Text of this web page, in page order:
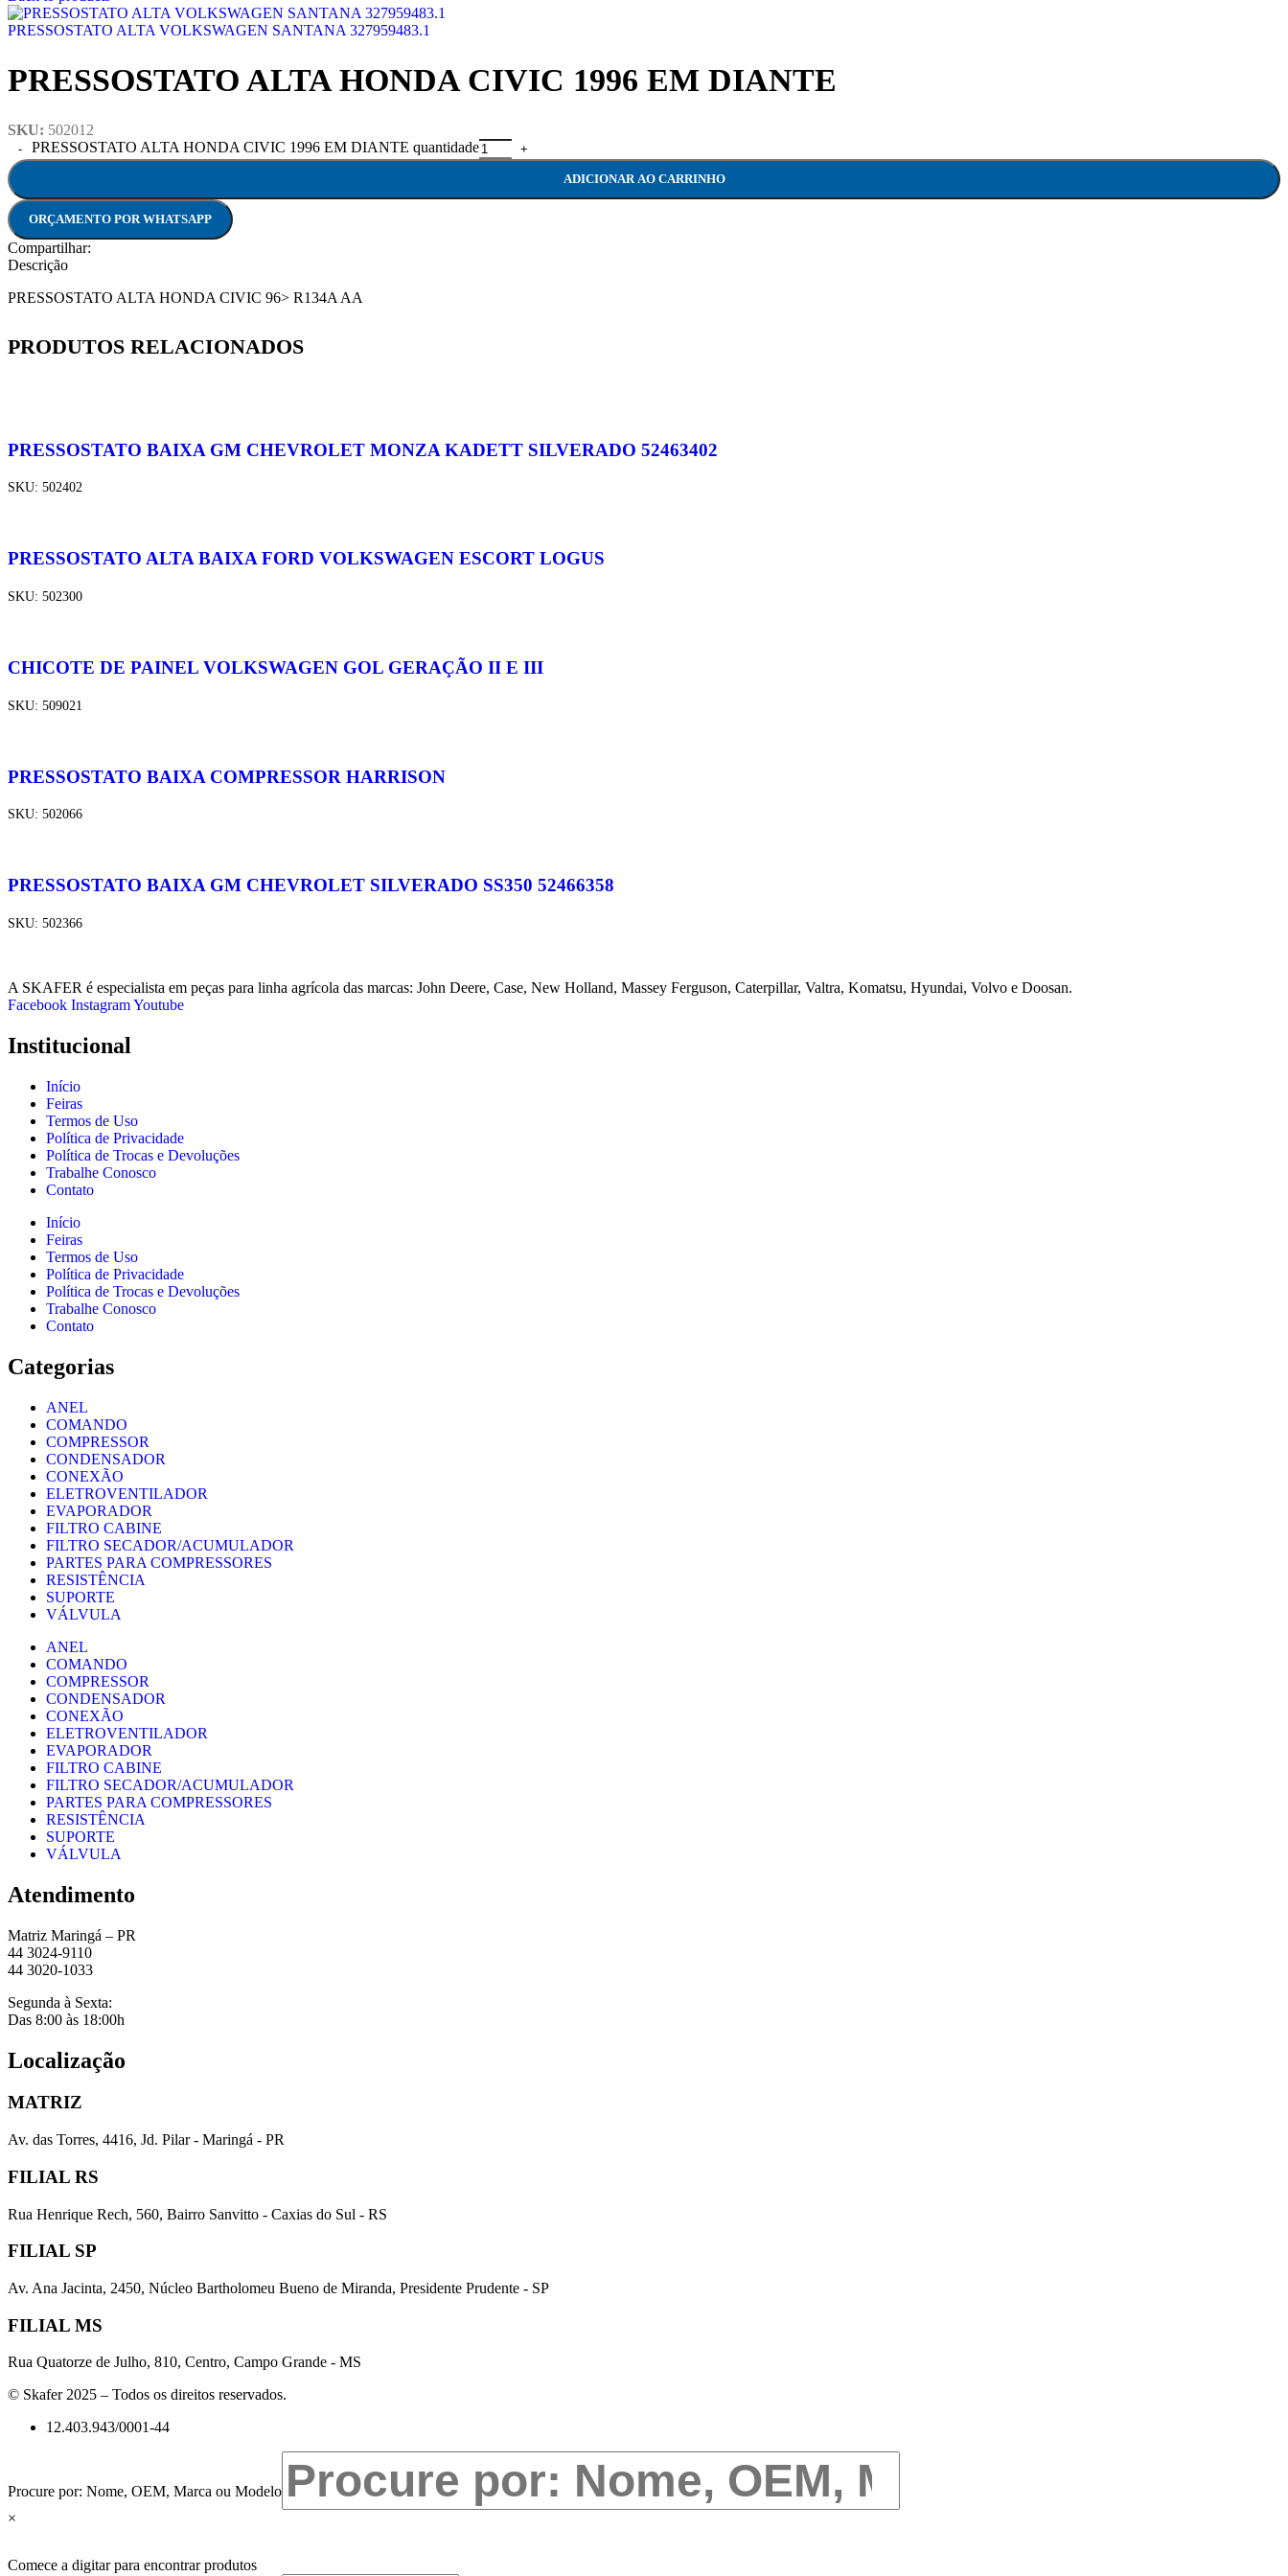
PRESSOSTATO ALTA VOLKSWAGEN SANTANA 327959483.1
PRESSOSTATO ALTA HONDA CIVIC 1996 EM DIANTE
SKU: 502012
PRESSOSTATO ALTA HONDA CIVIC 1996 EM DIANTE quantidade
ADICIONAR AO CARRINHO
ORÇAMENTO POR WHATSAPP
Compartilhar:
Descrição
PRESSOSTATO ALTA HONDA CIVIC 96> R134A AA
PRODUTOS RELACIONADOS
PRESSOSTATO BAIXA GM CHEVROLET MONZA KADETT SILVERADO 52463402
SKU: 502402
PRESSOSTATO ALTA BAIXA FORD VOLKSWAGEN ESCORT LOGUS
SKU: 502300
CHICOTE DE PAINEL VOLKSWAGEN GOL GERAÇÃO II E III
SKU: 509021
PRESSOSTATO BAIXA COMPRESSOR HARRISON
SKU: 502066
PRESSOSTATO BAIXA GM CHEVROLET SILVERADO SS350 52466358
SKU: 502366
A SKAFER é especialista em peças para linha agrícola das marcas: John Deere, Case, New Holland, Massey Ferguson, Caterpillar, Valtra, Komatsu, Hyundai, Volvo e Doosan.
Facebook InstagramYoutube
Institucional
Início
Feiras
Termos de Uso
Política de Privacidade
Política de Trocas e Devoluções
Trabalhe Conosco
Contato
Início
Feiras
Termos de Uso
Política de Privacidade
Política de Trocas e Devoluções
Trabalhe Conosco
Contato
Categorias
ANEL
COMANDO
COMPRESSOR
CONDENSADOR
CONEXÃO
ELETROVENTILADOR
EVAPORADOR
FILTRO CABINE
FILTRO SECADOR/ACUMULADOR
PARTES PARA COMPRESSORES
RESISTÊNCIA
SUPORTE
VÁLVULA
ANEL
COMANDO
COMPRESSOR
CONDENSADOR
CONEXÃO
ELETROVENTILADOR
EVAPORADOR
FILTRO CABINE
FILTRO SECADOR/ACUMULADOR
PARTES PARA COMPRESSORES
RESISTÊNCIA
SUPORTE
VÁLVULA
Atendimento
Matriz Maringá – PR
44 3024-9110
44 3020-1033
Segunda à Sexta:
Das 8:00 às 18:00h
Localização
MATRIZ
Av. das Torres, 4416, Jd. Pilar - Maringá - PR
FILIAL RS
Rua Henrique Rech, 560, Bairro Sanvitto - Caxias do Sul - RS
FILIAL SP
Av. Ana Jacinta, 2450, Núcleo Bartholomeu Bueno de Miranda, Presidente Prudente - SP
FILIAL MS
Rua Quatorze de Julho, 810, Centro, Campo Grande - MS
© Skafer 2025 – Todos os direitos reservados.
12.403.943/0001-44
Procure por: Nome, OEM, Marca ou Modelo
×
Comece a digitar para encontrar produtos